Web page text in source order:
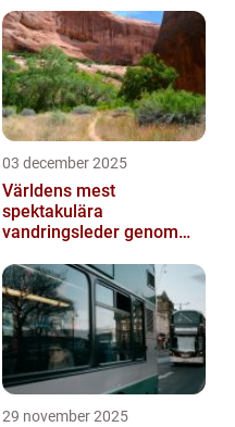
03 december 2025
Världens mest
spektakulära
vandringsleder genom
29 november 2025